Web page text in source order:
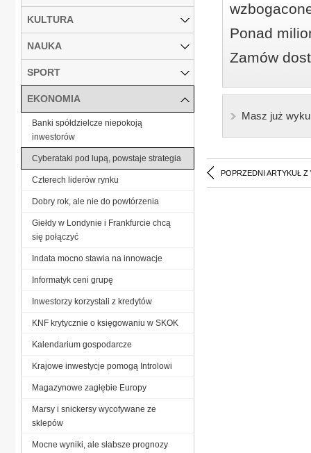
Ponad
Zamów
Masz już
POPRZEDNI ARTYKUŁ Z
KULTURA
NAUKA
SPORT
EKONOMIA
Banki spółdzielcze niepokoją
inwestorów
Cyberataki pod lupą, powstaje strategia
Czterech liderów rynku
Dobry rok, ale nie do powtórzenia
Giełdy w Londynie i Frankfurcie chcą
się połączyć
Indata mocno stawia na innowacje
Informatyk ceni grupę
Inwestorzy korzystali z kredytów
KNF krytycznie o księgowaniu w SKOK
Kalendarium gospodarcze
Krajowe inwestycje pomogą Introlowi
Magazynowe zagłębie Europy
Marsy i snickersy wycofywane ze
sklepów
Mocne wyniki, ale słabsze prognozy